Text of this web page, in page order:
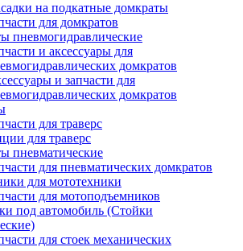
на подкатные домкраты
для домкратов
пневмогидравлические
и аксессуары для
домкратов
и запчасти для
домкратов
для траверс
для траверс
пневматические
для пневматических домкратов
для мототехники
для мотоподъемников
под автомобиль (Стойки
для стоек механических